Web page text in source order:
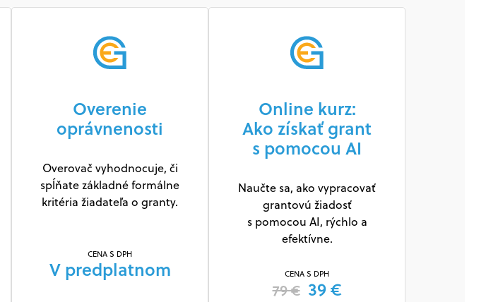
Overenie
oprávnenosti
Overovač vyhodnocuje, či
spĺňate základné formálne
kritéria žiadateľa o granty.
CENA S DPH
V predplatnom
Online kurz:
Ako získať grant
s pomocou AI
Naučte sa, ako vypracovať
grantovú žiadosť
s pomocou AI, rýchlo a
efektívne.
CENA S DPH
79 € 39 €